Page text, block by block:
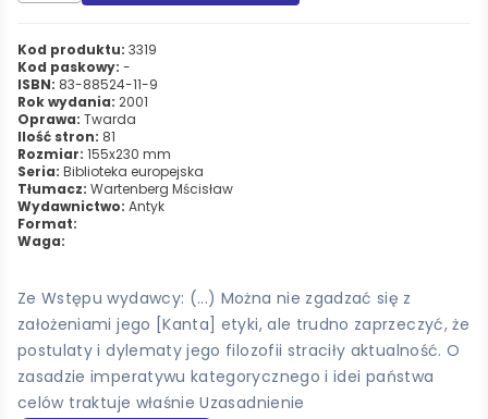
Kod produktu: 3319
Kod paskowy: -
ISBN: 83-88524-11-9
Rok wydania: 2001
Oprawa: Twarda
Ilość stron: 81
Rozmiar: 155x230 mm
Seria: Biblioteka europejska
Tłumacz: Wartenberg Mścisław
Wydawnictwo: Antyk
Format:
Waga:
Ze Wstępu wydawcy: (...) Można nie zgadzać się z
założeniami jego [Kanta] etyki, ale trudno zaprzeczyć, że
postulaty i dylematy jego filozofii straciły aktualność. O
zasadzie imperatywu kategorycznego i idei państwa
celów traktuje właśnie Uzasadnienie